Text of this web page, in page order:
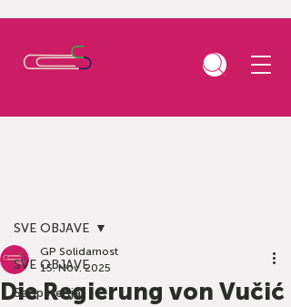
SVE OBJAVE
Saopštenja
SVE OBJAVE
Die Regierung von Vučić
GP Solidarnost
15. Nov. 2025